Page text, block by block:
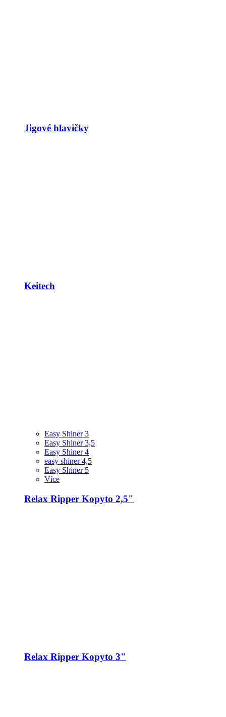
Jigové hlavičky
Keitech
Easy Shiner 3
Easy Shiner 3,5
Easy Shiner 4
easy shiner 4,5
Easy Shiner 5
Více
Relax Ripper Kopyto 2,5"
Relax Ripper Kopyto 3"